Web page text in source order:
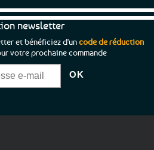
newsletter
et bénéficiez d'uncode de réduction
votre prochaine commande